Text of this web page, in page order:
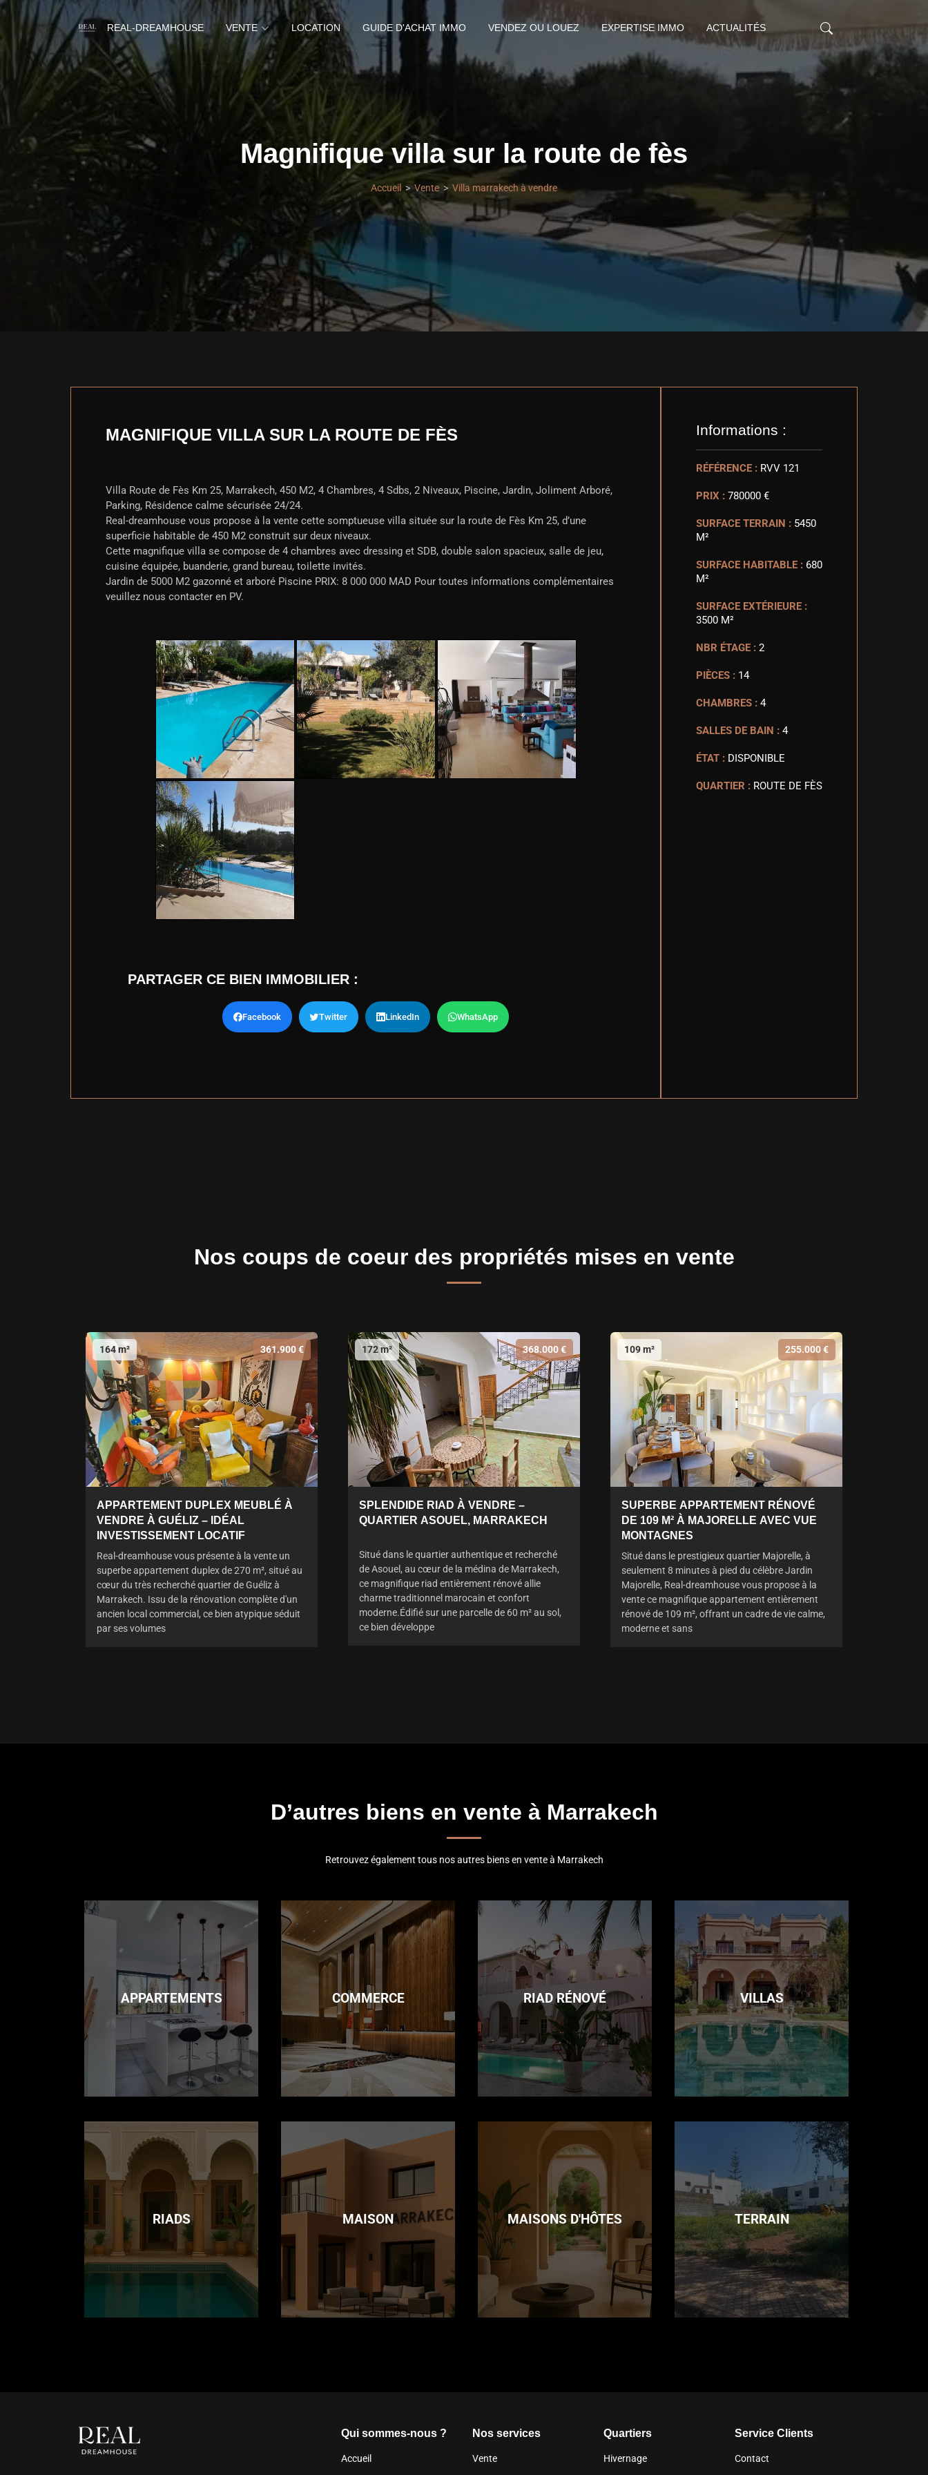
REAL-DREAMHOUSE VENTE LOCATION GUIDE D'ACHAT IMMO VENDEZ OU LOUEZ EXPERTISE IMMO ACTUALITÉS
Magnifique villa sur la route de fès
Accueil Vente Villa marrakech à vendre
MAGNIFIQUE VILLA SUR LA ROUTE DE FÈS
Villa Route de Fès Km 25, Marrakech, 450 M2, 4 Chambres, 4 Sdbs, 2 Niveaux, Piscine, Jardin, Joliment Arboré,
Parking, Résidence calme sécurisée 24/24.
Real-dreamhouse vous propose à la vente cette somptueuse villa située sur la route de Fès Km 25, d’une
superficie habitable de 450 M2 construit sur deux niveaux.
Cette magnifique villa se compose de 4 chambres avec dressing et SDB, double salon spacieux, salle de jeu,
cuisine équipée, buanderie, grand bureau, toilette invités.
Jardin de 5000 M2 gazonné et arboré Piscine PRIX: 8 000 000 MAD Pour toutes informations complémentaires
veuillez nous contacter en PV.
PARTAGER CE BIEN IMMOBILIER :
Facebook Twitter LinkedIn WhatsApp
Informations :
RÉFÉRENCE : RVV 121
PRIX : 780000 €
SURFACE TERRAIN : 5450
M²
SURFACE HABITABLE : 680
M²
SURFACE EXTÉRIEURE :
3500 M²
NBR ÉTAGE : 2
PIÈCES : 14
CHAMBRES : 4
SALLES DE BAIN : 4
ÉTAT : DISPONIBLE
QUARTIER : ROUTE DE FÈS
Nos coups de coeur des propriétés mises en vente
164 m² 361.900 €
APPARTEMENT DUPLEX MEUBLÉ À
VENDRE À GUÉLIZ – IDÉAL
INVESTISSEMENT LOCATIF
Real-dreamhouse vous présente à la vente un
superbe appartement duplex de 270 m², situé au
cœur du très recherché quartier de Guéliz à
Marrakech. Issu de la rénovation complète d'un
ancien local commercial, ce bien atypique séduit
par ses volumes
172 m² 368.000 €
SPLENDIDE RIAD À VENDRE –
QUARTIER ASOUEL, MARRAKECH
Situé dans le quartier authentique et recherché
de Asouel, au cœur de la médina de Marrakech,
ce magnifique riad entièrement rénové allie
charme traditionnel marocain et confort
moderne.Édifié sur une parcelle de 60 m² au sol,
ce bien développe
109 m² 255.000 €
SUPERBE APPARTEMENT RÉNOVÉ
DE 109 M² À MAJORELLE AVEC VUE
MONTAGNES
Situé dans le prestigieux quartier Majorelle, à
seulement 8 minutes à pied du célèbre Jardin
Majorelle, Real-dreamhouse vous propose à la
vente ce magnifique appartement entièrement
rénové de 109 m², offrant un cadre de vie calme,
moderne et sans
D’autres biens en vente à Marrakech
Retrouvez également tous nos autres biens en vente à Marrakech
APPARTEMENTS COMMERCE RIAD RÉNOVÉ VILLAS
RIADS MAISON MAISONS D'HÔTES TERRAIN
Qui sommes-nous ?
Accueil
Nos services
Vente
Quartiers
Hivernage
Service Clients
Contact